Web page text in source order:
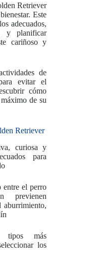
Retriever
Este
adecuados,
y planificar
cariñoso y
de
evitar el
cómo
de su
Retriever
curiosa y
para
entre el perro
aburrimiento,
tipos más
los